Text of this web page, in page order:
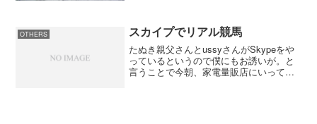
OTHERS スカイプでリアル競馬
たぬき親父さんとussyさんがSkypeをや
っているというので僕にもお誘いが。と
言うことで今朝、家電量販店にいってヘ